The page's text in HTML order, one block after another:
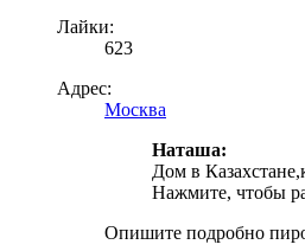
Лайки:
623
Адрес:
Москва
Наташа:
Дом в
Нажмите, чтобы
Опишите подробно